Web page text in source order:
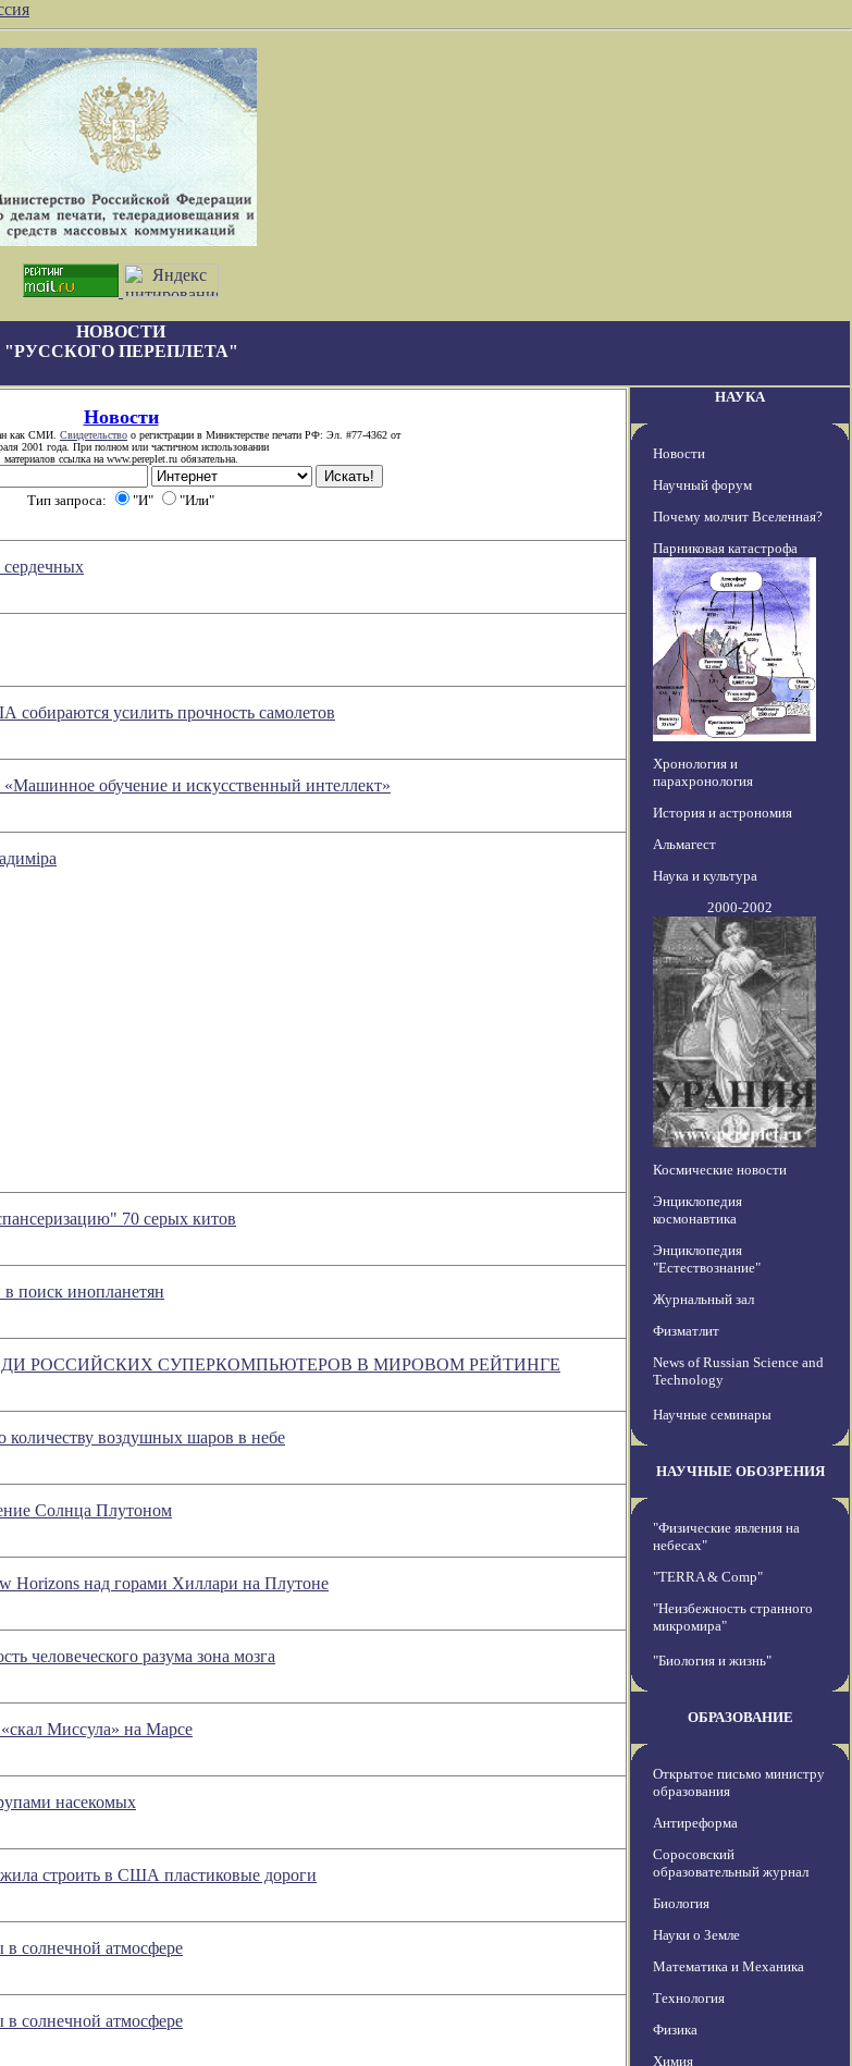
НОВОСТИ
"РУССКОГО ПЕРЕПЛЕТА"
Новости
как СМИ. Свидетельство о регистрации в Министерстве печати РФ: Эл. #77-4362 от
2001 года. При полном или частичном использовании
материалов ссылка на www.pereplet.ru обязательна.
Тип запроса: "И" "Или"
собираются усилить прочность самолетов
«Машинное обучение и искусственный интеллект»
70 серых китов
поиск инопланетян
РОССИЙСКИХ СУПЕРКОМПЬЮТЕРОВ В МИРОВОМ РЕЙТИНГЕ
воздушных шаров в небе
Солнца Плутоном
Horizons над горами Хиллари на Плутоне
человеческого разума зона мозга
Миссула» на Марсе
насекомых
строить в США пластиковые дороги
солнечной атмосфере
солнечной атмосфере
НАУКА
Новости
Научный форум
Почему молчит Вселенная?
Парниковая катастрофа
Хронология и
парахронология
История и астрономия
Альмагест
Наука и культура
2000-2002
Космические новости
Энциклопедия
космонавтика
Энциклопедия
"Естествознание"
Журнальный зал
Физматлит
News of Russian Science and
Technology
Научные семинары
НАУЧНЫЕ ОБОЗРЕНИЯ
"Физические явления на
небесах"
"TERRA & Comp"
"Неизбежность странного
микромира"
"Биология и жизнь"
ОБРАЗОВАНИЕ
Открытое письмо министру
образования
Антиреформа
Соросовский
образовательный журнал
Биология
Науки о Земле
Математика и Механика
Технология
Физика
Химия